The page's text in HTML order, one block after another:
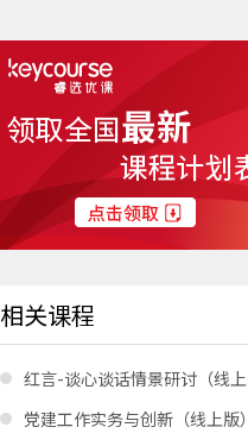
相关课程
红言-谈心谈话情景研讨（线上版）
党建工作实务与创新（线上版）